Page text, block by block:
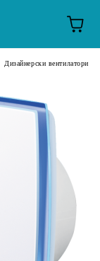
Дизайнерски вентилатори